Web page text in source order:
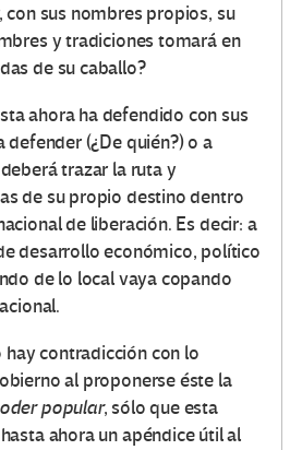
sus nombres propios, su
y tradiciones tomará en
de su caballo?
ahora ha defendido con sus
defender (¿De quién?) o a
trazar la ruta y
de su propio destino dentro
de liberación. Es decir: a
desarrollo económico, político
de lo local vaya copando
contradicción con lo
al proponerse éste la
popular, sólo que esta
ahora un apéndice útil al